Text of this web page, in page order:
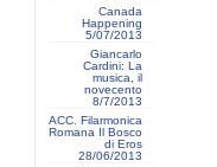
Canada
Happening
5/07/2013
Giancarlo
Cardini: La
musica, il
novecento
8/7/2013
ACC. Filarmonica
Romana Il Bosco
di Eros
28/06/2013